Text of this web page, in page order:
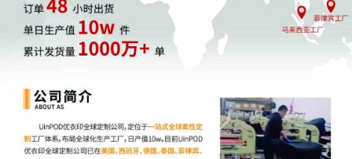
报送内容极其详细，不仅仅是店铺名，更是收入总
额、退款金额、收入净额。这意味着，卖家在亚马逊
数据库里。